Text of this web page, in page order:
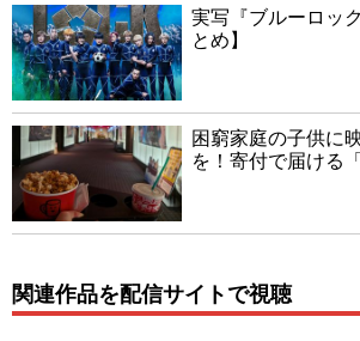
実写『ブルーロッ
とめ】
困窮家庭の子供に
を！寄付で届ける
関連作品を配信サイトで視聴